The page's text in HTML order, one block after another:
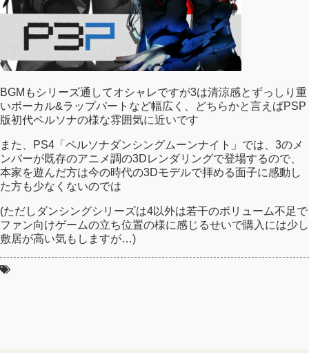
BGMもシリーズ通してオシャレですが3は清涼感とずっしり重
いボーカル&ラップパートなど幅広く、どちらかと言えばPSP
版初代ペルソナの様な雰囲気に近いです
また、PS4「ペルソナダンシングムーンナイト」では、3のメ
ンバーが既存のアニメ調の3Dレンダリングで登場するので、
本家を遊んだ方は今の時代の3Dモデルで拝める面子に感動し
た方も少なくないのでは
(ただしダンシングシリーズは4以外は若干のボリューム不足で
ファン向けゲームの立ち位置の様に感じるせいで購入には少し
敷居が高い気もしますが…)